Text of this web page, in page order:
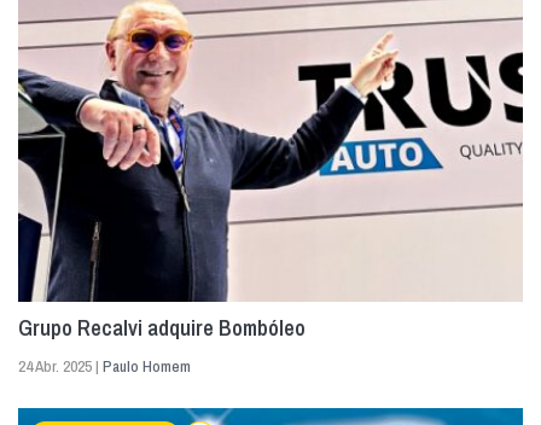
Grupo Recalvi adquire Bombóleo
24 Abr. 2025 | Paulo Homem